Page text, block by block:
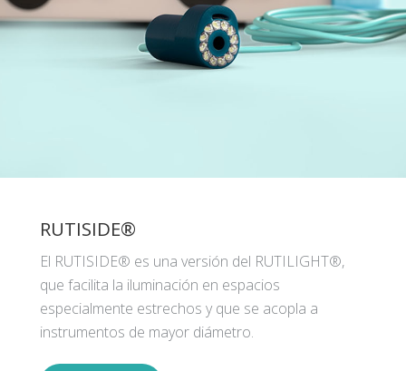
RUTISIDE®
El RUTISIDE® es una versión del RUTILIGHT®,
que facilita la iluminación en espacios
especialmente estrechos y que se acopla a
instrumentos de mayor diámetro.